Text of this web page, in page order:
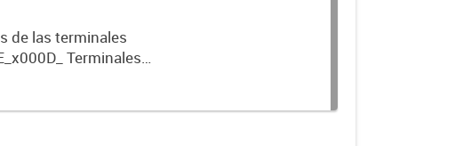
de las terminales
Terminales